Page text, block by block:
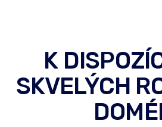
K
SKVELÝCH